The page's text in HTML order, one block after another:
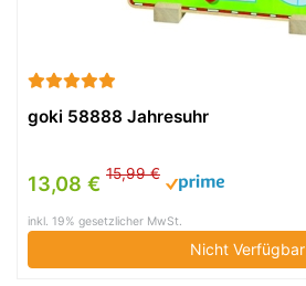
goki 58888 Jahresuhr
13,08 € 15,99 €
inkl. 19% gesetzlicher MwSt.
Nicht Verfügbar